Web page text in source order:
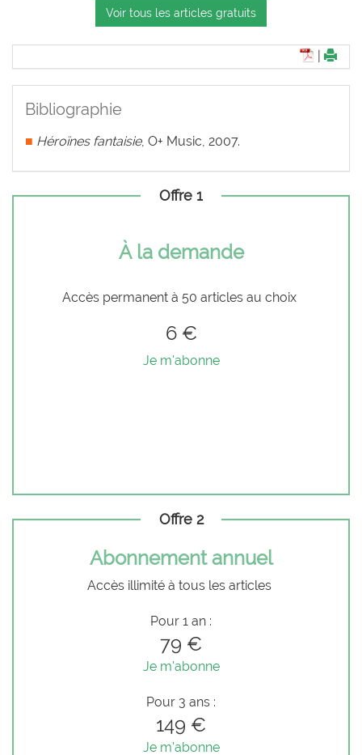
Voir tous les articles gratuits
Bibliographie
■ Héroïnes fantaisie, O+ Music, 2007.
Offre 1
À la demande
Accès permanent à 50 articles au choix
6 €
Je m'abonne
Offre 2
Abonnement annuel
Accès illimité à tous les articles
Pour 1 an :
79 €
Je m'abonne
Pour 3 ans :
149 €
Je m'abonne